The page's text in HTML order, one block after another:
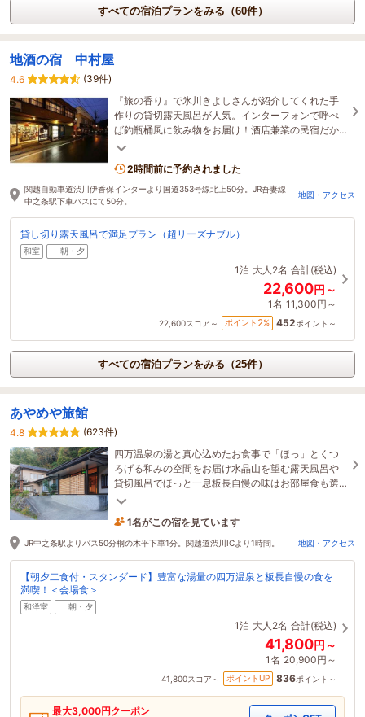
すべての宿泊プランをみる（60件）
地酒の宿 中村屋
4.6
(39件)
『旅の香り』で氷川きよしさんが紹介してくれた手
作りの貸切露天風呂が人気。インターフォンで呼べ
ば釣瓶桶風に飲み物をお届け！酒店兼業の民宿だか
ら飲み物も安くて、気取らぬ宿です！
2時間前に予約されました
関越自動車道渋川伊香保インターより国道353号線北上50分。JR吾妻線
中之条駅下車バスにて50分。
地図・アクセス
貸し切り露天風呂で満足プラン（超リーズナブル）
和室 朝・夕
1泊 大人2名 合計(税込)
22,600円～
1名 11,300円～
22,600スコア～ ポイント 2% 452ポイント～
すべての宿泊プランをみる（25件）
あやめや旅館
4.8
(623件)
四万温泉の湯と真心込めたお食事で「ほっ」とくつ
ろげる和みの空間をお届け水晶山を望む露天風呂や
貸切風呂でほっと一息板長自慢の味はお部屋食も選
択可能。水入らずのひとときをお過ごしください
13時間前に予約されました
JR中之条駅よりバス50分桐の木平下車1分。関越道渋川ICより1時間。 地図・アクセス
【朝夕二食付・スタンダード】豊富な湯量の四万温泉と板長自慢の食を
満喫！＜会場食＞
和洋室 朝・夕
1泊 大人2名 合計(税込)
41,800円～
1名 20,900円～
41,800スコア～ ポイントUP 836ポイント～
最大3,000円クーポン